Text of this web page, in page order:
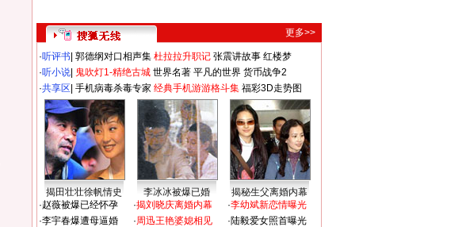
更多>>
·听评书 郭德纲对口相声集 杜拉拉升职记 张震讲故事 红楼梦
·听小说 鬼吹灯1-精绝古城 世界名著 平凡的世界 货币战争2
·共享区 手机病毒杀毒专家 经典手机游游格斗集 福彩3D走势图
揭田壮壮徐帆情史 李冰冰被爆已婚
揭秘生父离婚内幕
·赵薇被爆已经怀孕
·李宇春爆遭母逼婚
·揭刘晓庆离婚内幕
·周迅王艳婆媳相见
·李幼斌新恋情曝光
·陆毅爱女照首曝光